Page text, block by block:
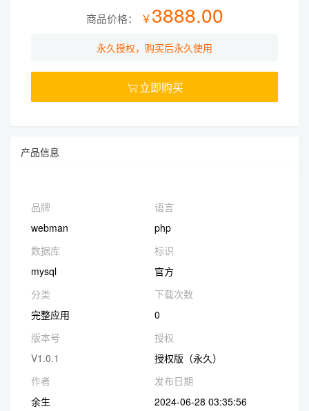
3.开发文档 https://bufadmin.com/index/doc/index?
2.使用场景：可商业使用与二开
3.框架说明：基于webman高性能框架开发
免责声明
商品价格： ￥3888.00
永久授权，购买后永久使用
立即购买
产品信息
品牌
webman
语言
php
数据库
mysql
标识
官方
分类
完整应用
下载次数
0
版本号
V1.0.1
授权
授权版（永久）
作者
余生
发布日期
2024-06-28 03:35:56